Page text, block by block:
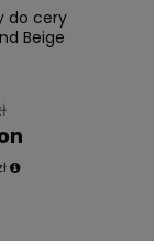
do cery
Beige